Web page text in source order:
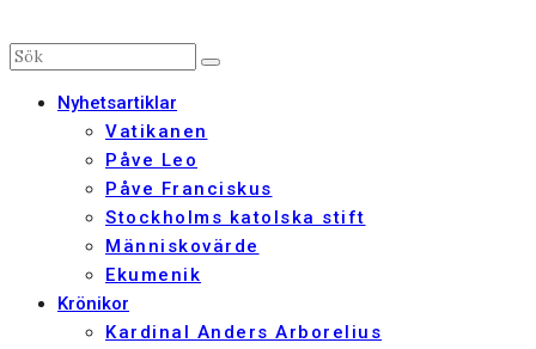
Nyhetsartiklar
Vatikanen
Påve Leo
Påve Franciskus
Stockholms katolska stift
Människovärde
Ekumenik
Krönikor
Kardinal Anders Arborelius